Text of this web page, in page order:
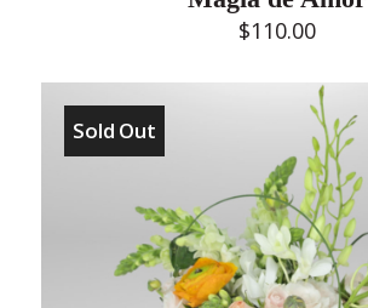
$110.00
Sold Out